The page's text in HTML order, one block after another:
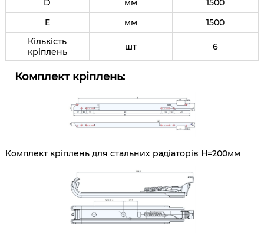
D
мм
1500
E
мм
1500
Кількість
кріплень
шт 6
Комплект кріплень:
Комплект кріплень для стальних радіаторів Н=200мм